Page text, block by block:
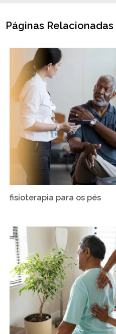
Páginas Relacionadas
fisioterapia para os pés